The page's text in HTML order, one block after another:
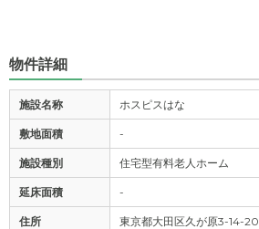
物件詳細
施設名称 ホスピスはな
敷地面積 -
施設種別 住宅型有料老人ホーム
延床面積 -
住所 東京都大田区久が原3-14-20